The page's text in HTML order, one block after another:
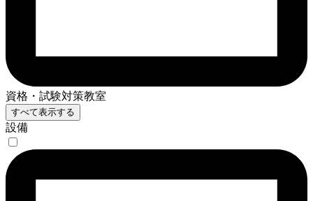
資格・試験対策教室
すべて表示する
設備